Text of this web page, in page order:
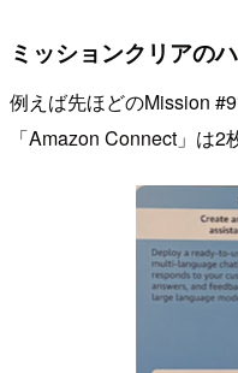
ミッションクリアの
例えば先ほどのMission
「Amazon Connect」は2